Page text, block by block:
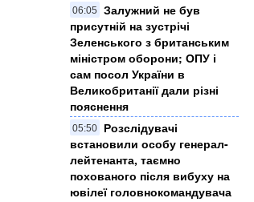
06:05
Залужний не був
присутній на зустрічі
Зеленського з британським
міністром оборони; ОПУ і
сам посол України в
Великобританії дали різні
пояснення
05:50
Розслідувачі
встановили особу генерал-
лейтенанта, таємно
похованого після вибуху на
ювілеї головнокомандувача